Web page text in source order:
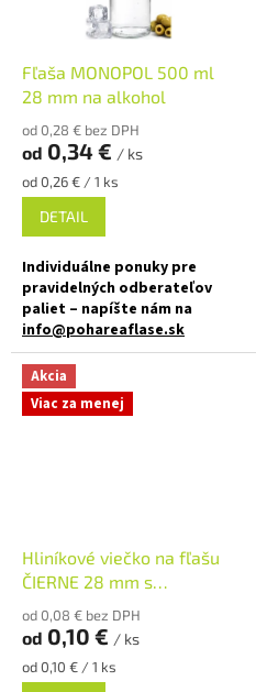
Skrutkovací uzáver je
súčasťou balenia
✅ Ideálna voľba pre
profesionálne stolovanie
✅ Fľaša skladom a ihneď na
odoslanie!
Fľaša MONOPOL 500 ml
28 mm na alkohol
od 0,28 € bez DPH
od 0,34 € / ks
Jednotková
cena:
od 0,26 € / 1 ks
DETAIL
Individuálne ponuky pre
pravidelných odberateľov
paliet – napíšte nám na
info@pohareaflase.sk
✅ Obľúbená fľaša pre svoj
objem a design 500 ml
sirupy, mušty
✅ Fľaša skladom a ihneď na
Akcia
Viac za menej
Hliníkové viečko na fľašu
ČIERNE 28 mm s
od 0,08 € bez DPH
od 0,10 € / ks
Jednotková
cena:
od 0,10 € / 1 ks